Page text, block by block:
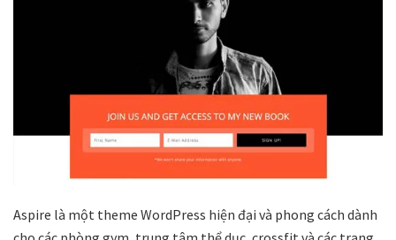
Aspire là một theme WordPress hiện đại và phong cách dành